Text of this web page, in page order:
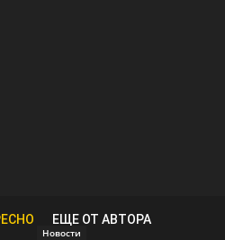
ЕЩЕ ОТ АВТОРА
Новости